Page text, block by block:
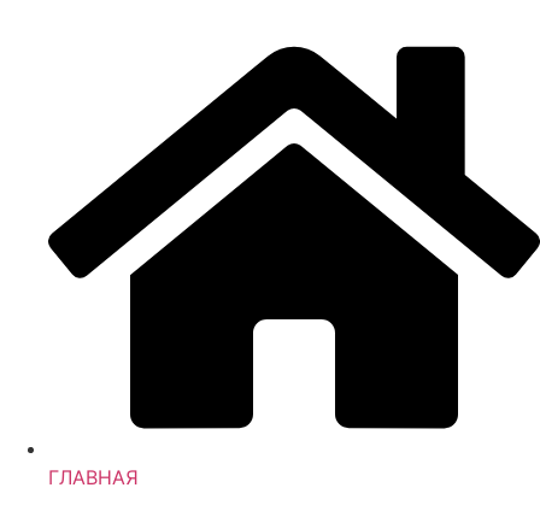
ГЛАВНАЯ